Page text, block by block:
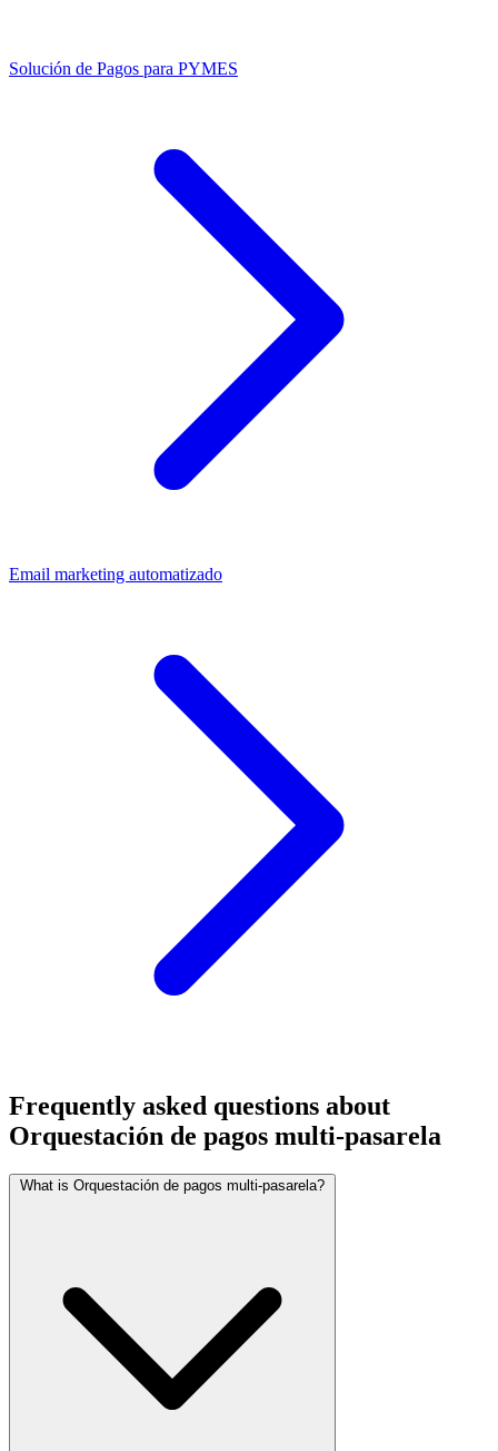
Solución de Pagos para PYMES
Email marketing automatizado
Frequently asked questions about
Orquestación de pagos multi-pasarela
What is Orquestación de pagos multi-pasarela?